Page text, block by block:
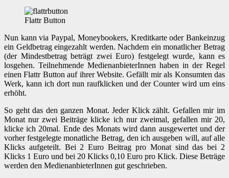
Flattr Button
Nun kann via Paypal, Moneybookers, Kreditkarte oder Bankeinzug
ein Geldbetrag eingezahlt werden. Nachdem ein monatlicher Betrag
(der Mindestbetrag beträgt zwei Euro) festgelegt wurde, kann es
losgehen. Teilnehmende MedienanbieterInnen haben in der Regel
einen Flattr Button auf ihrer Website. Gefällt mir als Konsumten das
Werk, kann ich dort nun raufklicken und der Counter wird um eins
erhöht.
So geht das den ganzen Monat. Jeder Klick zählt. Gefallen mir im
Monat nur zwei Beiträge klicke ich nur zweimal, gefallen mir 20,
klicke ich 20mal. Ende des Monats wird dann ausgewertet und der
vorher festgelegte monatliche Betrag, den ich ausgeben will, auf alle
Klicks aufgeteilt. Bei 2 Euro Beitrag pro Monat sind das bei 2
Klicks 1 Euro und bei 20 Klicks 0,10 Euro pro Klick. Diese Beträge
werden den MedienanbieterInnen gut geschrieben.